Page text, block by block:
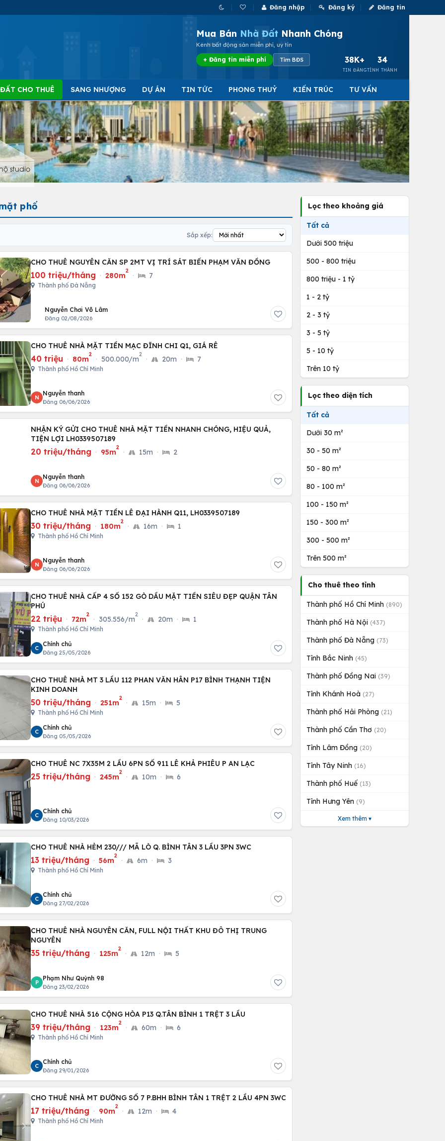
Đăng nhập Đăng ký Đăng tin
Mua Bán Nhà Đất Nhanh Chóng
Kênh bất động sản miễn phí, uy tín
+ Đăng tin miễn phí Tìm BĐS 38K+
TIN ĐĂNG
34
TỈNH THÀNH
CHO THUÊ SANG NHƯỢNG DỰ ÁN TIN TỨC PHONG THUỶ KIẾN TRÚC TƯ VẤN
studio
phố
Sắp xếp:
CHO THUÊ NGUYÊN CĂN SP 2MT VỊ TRÍ SÁT BIỂN PHẠM VĂN ĐỒNG
100 triệu/tháng · 280m
2
· 7
Thành phố Đà Nẵng
Nguyễn Chơi Võ Lâm
Đăng 02/08/2026
CHO THUÊ NHÀ MẶT TIỀN MẠC ĐĨNH CHI Q1, GIÁ RÊ
40 triệu · 80m
2
· 500.000/m
2
· 20m · 7
Thành phố Hồ Chí Minh
N
Nguyễn thanh
Đăng 06/06/2026
NHẬN KÝ GỬI CHO THUÊ NHÀ MẶT TIỀN NHANH CHÓNG, HIỆU QUẢ,
TIỆN LỢI LH0339507189
20 triệu/tháng · 95m
2
· 15m · 2
N
Nguyễn thanh
Đăng 06/06/2026
CHO THUÊ NHÀ MẶT TIỀN LÊ ĐẠI HÀNH Q11, LH0339507189
30 triệu/tháng · 180m
2
· 16m · 1
Thành phố Hồ Chí Minh
N
Nguyễn thanh
Đăng 06/06/2026
CHO THUÊ NHÀ CẤP 4 SỐ 152 GÒ DẦU MẶT TIỀN SIÊU ĐẸP QUẬN TÂN
PHÚ
22 triệu · 72m
2
· 305.556/m
2
· 20m · 1
Thành phố Hồ Chí Minh
C
Chính chủ
Đăng 25/05/2026
CHO THUÊ NHÀ MT 3 LẦU 112 PHAN VĂN HÂN P17 BÌNH THẠNH TIỆN
KINH DOANH
50 triệu/tháng · 251m
2
· 15m · 5
Thành phố Hồ Chí Minh
C
Chính chủ
Đăng 05/05/2026
CHO THUÊ NC 7X35M 2 LẦU 6PN SỐ 911 LÊ KHẢ PHIÊU P AN LẠC
25 triệu/tháng · 245m
2
· 10m · 6
C
Chính chủ
Đăng 10/03/2026
CHO THUÊ NHÀ HẺM 230/// MÃ LÒ Q. BÌNH TÂN 3 LẦU 3PN 3WC
13 triệu/tháng · 56m
2
· 6m · 3
Thành phố Hồ Chí Minh
C
Chính chủ
Đăng 27/02/2026
CHO THUÊ NHÀ NGUYÊN CĂN, FULL NỘI THẤT KHU ĐÔ THỊ TRUNG
NGUYÊN
35 triệu/tháng · 125m
2
· 12m · 5
P
Phạm Như Quỳnh 98
Đăng 23/02/2026
CHO THUÊ NHÀ 516 CỘNG HÒA P13 Q.TÂN BÌNH 1 TRỆT 3 LẦU
39 triệu/tháng · 123m
2
· 60m · 6
Thành phố Hồ Chí Minh
C
Chính chủ
Đăng 29/01/2026
CHO THUÊ NHÀ MT ĐƯỜNG SỐ 7 P.BHH BÌNH TÂN 1 TRỆT 2 LẦU 4PN 3WC
17 triệu/tháng · 90m
2
· 12m · 4
Thành phố Hồ Chí Minh
Lọc theo khoảng giá
Tất cả
Dưới 500 triệu
500 - 800 triệu
800 triệu - 1 tỷ
1 - 2 tỷ
2 - 3 tỷ
3 - 5 tỷ
5 - 10 tỷ
Trên 10 tỷ
Lọc theo diện tích
Tất cả
Dưới 30 m²
30 - 50 m²
50 - 80 m²
80 - 100 m²
100 - 150 m²
150 - 300 m²
300 - 500 m²
Trên 500 m²
Cho thuê theo tỉnh
Thành phố Hồ Chí Minh (890)
Thành phố Hà Nội (437)
Thành phố Đà Nẵng (73)
Tỉnh Bắc Ninh (45)
Thành phố Đồng Nai (39)
Tỉnh Khánh Hoà (27)
Thành phố Hải Phòng (21)
Thành phố Cần Thơ (20)
Tỉnh Lâm Đồng (20)
Tỉnh Tây Ninh (16)
Thành phố Huế (13)
Tỉnh Hưng Yên (9)
Xem thêm ▾